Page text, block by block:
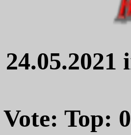
Vote: Top: 0